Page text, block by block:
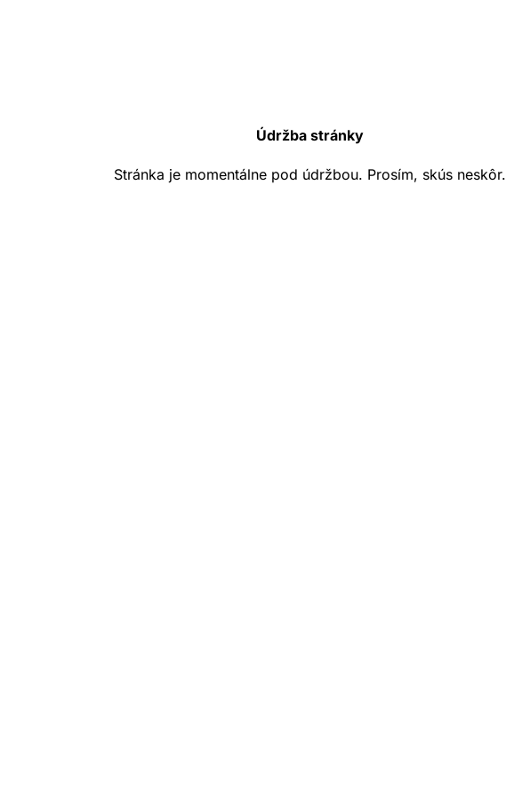
Údržba stránky
Stránka je momentálne pod údržbou. Prosím, skús neskôr.